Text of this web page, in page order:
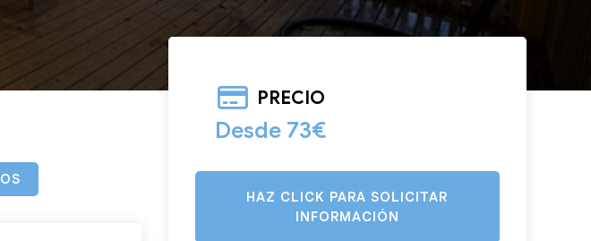
PRECIO
Desde 73€
HAZ CLICK PARA SOLICITAR
INFORMACIÓN